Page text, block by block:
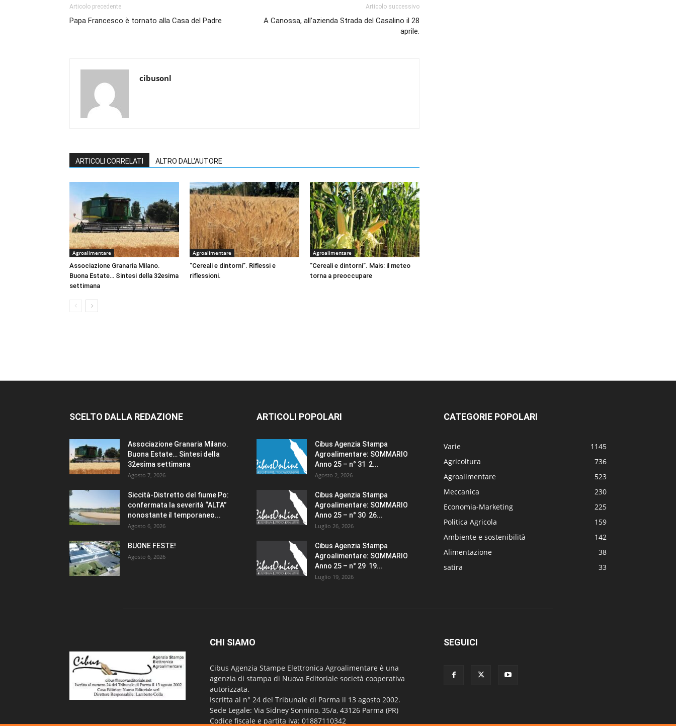
Articolo precedente
Papa Francesco è tornato alla Casa del Padre
Articolo successivo
A Canossa, all’azienda Strada del Casalino il 28
aprile.
cibusonl
ARTICOLI CORRELATI ALTRO DALL'AUTORE
Agroalimentare
Associazione Granaria Milano.
Buona Estate… Sintesi della 32esima
settimana
Agroalimentare
“Cereali e dintorni”. Riflessi e
riflessioni.
Agroalimentare
“Cereali e dintorni”. Mais: il meteo
torna a preoccupare
SCELTO DALLA REDAZIONE
Associazione Granaria Milano.
Buona Estate… Sintesi della
32esima settimana
Agosto 7, 2026
Siccità-Distretto del fiume Po:
confermata la severità “ALTA”
nonostante il temporaneo...
Agosto 6, 2026
BUONE FESTE!
Agosto 6, 2026
ARTICOLI POPOLARI
Cibus Agenzia Stampa
Agroalimentare: SOMMARIO
Anno 25 – n° 31 2...
Agosto 2, 2026
Cibus Agenzia Stampa
Agroalimentare: SOMMARIO
Anno 25 – n° 30 26...
Luglio 26, 2026
Cibus Agenzia Stampa
Agroalimentare: SOMMARIO
Anno 25 – n° 29 19...
Luglio 19, 2026
CATEGORIE POPOLARI
Varie
1145
Agricoltura
736
Agroalimentare
523
Meccanica
230
Economia-Marketing
225
Politica Agricola
159
Ambiente e sostenibilità
142
Alimentazione
38
satira
33
CHI SIAMO
Cibus Agenzia Stampe Elettronica Agroalimentare è una
agenzia di stampa di Nuova Editoriale società cooperativa
autorizzata.
Iscritta al n° 24 del Tribunale di Parma il 13 agosto 2002.
Sede Legale: Via Sidney Sonnino, 35/a, 43126 Parma (PR)
Codice fiscale e partita iva: 01887110342
SEGUICI